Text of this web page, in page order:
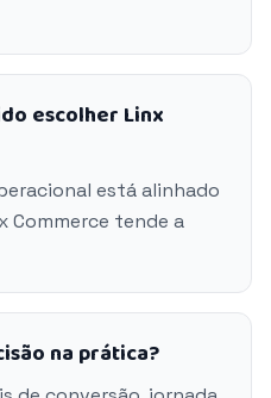
escolher Linx
está alinhado
Commerce tende a
na prática?